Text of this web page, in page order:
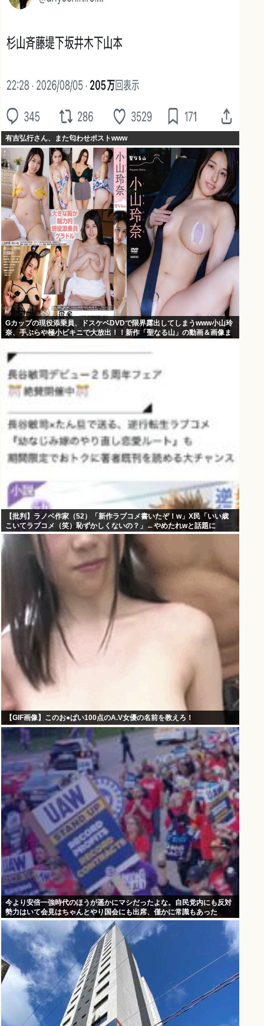
有吉弘行さん、また匂わせポストwww
Gカップの現役添乗員、ドスケベDVDで限界露出してしまうwww小山玲
奈、手ぶらや極小ビキニで大放出！！新作「聖なる山」の動画＆画像ま
【批判】ラノベ作家（52）「新作ラブコメ書いたぞ！w」X民「いい歳
こいてラブコメ（笑）恥ずかしくないの？」←やめたれwと話題に
【GIF画像】このお●ぱい100点のA.V女優の名前を教えろ！
今より安倍一強時代のほうが遥かにマシだったよな。自民党内にも反対
勢力はいて会見はちゃんとやり国会にも出席、僅かに常識もあった